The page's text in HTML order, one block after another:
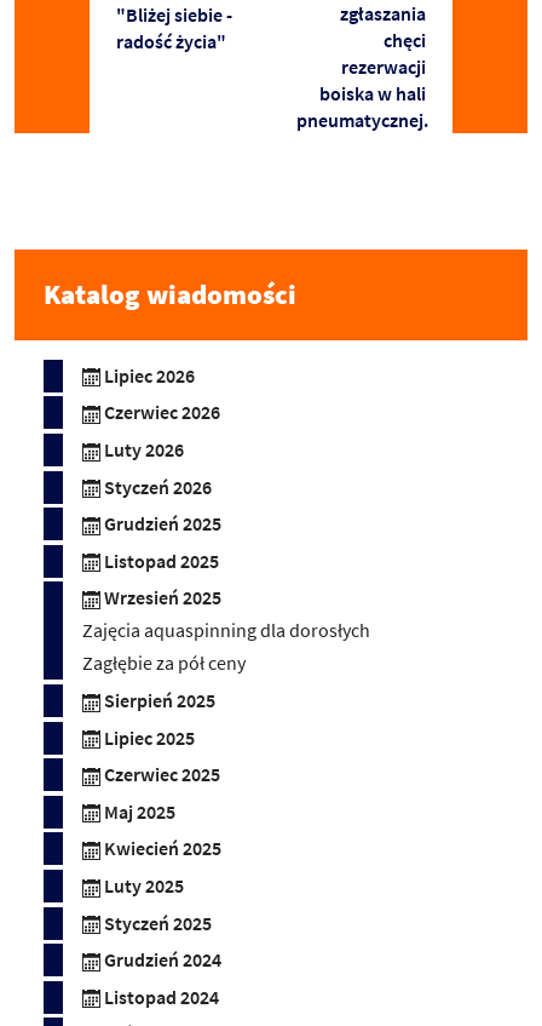
"Bliżej siebie -
radość życia"
zgłaszania
chęci
rezerwacji
boiska w hali
pneumatycznej.
Katalog wiadomości
Lipiec 2026
Czerwiec 2026
Luty 2026
Styczeń 2026
Grudzień 2025
Listopad 2025
Wrzesień 2025
Zajęcia aquaspinning dla dorosłych
Zagłębie za pół ceny
Sierpień 2025
Lipiec 2025
Czerwiec 2025
Maj 2025
Kwiecień 2025
Luty 2025
Styczeń 2025
Grudzień 2024
Listopad 2024